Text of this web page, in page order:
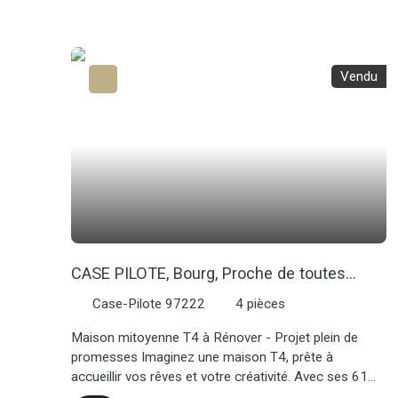
ou planifier une visite
Vendu
CASE PILOTE, Bourg, Proche de toutes
commodités
Case-Pilote 97222 4 pièces
Maison mitoyenne T4 à Rénover - Projet plein de
promesses Imaginez une maison T4, prête à
accueillir vos rêves et votre créativité. Avec ses 61